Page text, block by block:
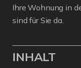
Ihre Wohnung in
sind für Sie da.
INHALT